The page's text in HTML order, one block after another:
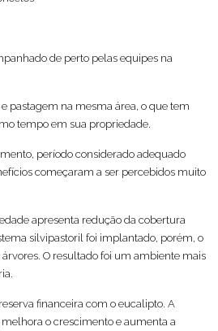
de perto pelas equipes na
pastagem na mesma área, o que tem
tempo em sua propriedade.
período considerado adequado
começaram a ser percebidos muito
apresenta redução da cobertura
silvipastoril foi implantado, porém, o
O resultado foi um ambiente mais
financeira com o eucalipto. A
o crescimento e aumenta a